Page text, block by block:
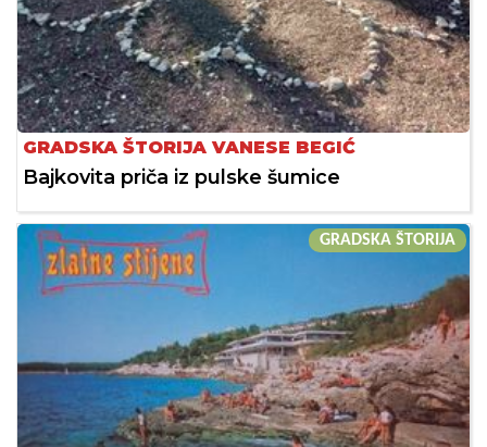
GRADSKA ŠTORIJA VANESE BEGIĆ
Bajkovita priča iz pulske šumice
GRADSKA ŠTORIJA